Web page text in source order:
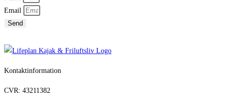
Email
Send
Kontaktinformation
CVR: 43211382